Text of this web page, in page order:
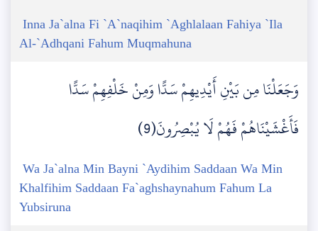
Inna Ja`alna Fi `A`naqihim `Aghlalaan Fahiya `Ila
Al-`Adhqani Fahum Muqmahuna
وَجَعَلْنَا مِن بَيْنِ أَيْدِيهِمْ سَدًّا وَمِنْ خَلْفِهِمْ سَدًّا
فَأَغْشَيْنَاهُمْ فَهُمْ لَا يُبْصِرُونَ(9)
Wa Ja`alna Min Bayni `Aydihim Saddaan Wa Min
Khalfihim Saddaan Fa`aghshaynahum Fahum La
Yubsiruna